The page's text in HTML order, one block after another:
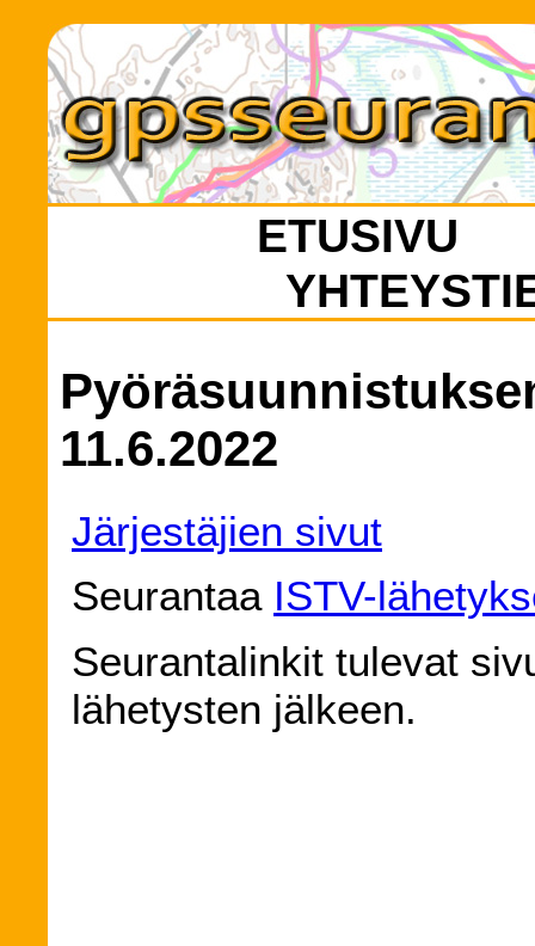
ETUSIVU
11.6.2022
Järjestäjien sivut
Seurantaa ISTV-
Seurantalinkit tulevat
lähetysten jälkeen.